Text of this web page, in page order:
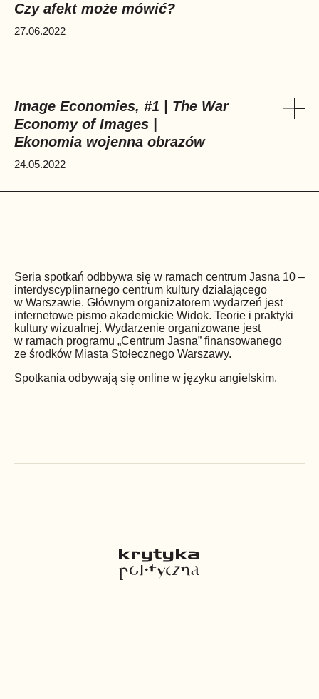
Czy afekt może mówić?
27.06.2022
Image Economies, #1 | The War
Economy of Images |
Ekonomia wojenna obrazów
24.05.2022
Seria spotkań odbbywa się w ramach centrum Jasna 10 –
interdyscyplinarnego centrum kultury działającego
w Warszawie. Głównym organizatorem wydarzeń jest
internetowe pismo akademickie Widok. Teorie i praktyki
kultury wizualnej. Wydarzenie organizowane jest
w ramach programu „Centrum Jasna” finansowanego
ze środków Miasta Stołecznego Warszawy.
Spotkania odbywają się online w języku angielskim.